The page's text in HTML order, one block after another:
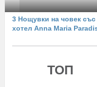
3 Нощувки на човек със
хотел Anna Maria
ТОП